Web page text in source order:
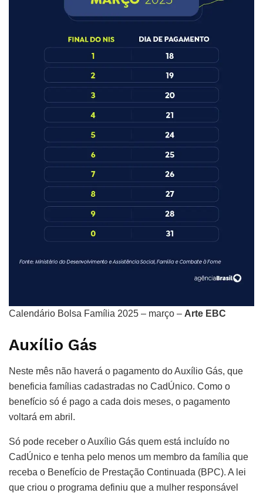
Calendário Bolsa Família 2025 – março – Arte EBC
Auxílio Gás
Neste mês não haverá o pagamento do Auxílio Gás, que
beneficia famílias cadastradas no CadÚnico. Como o
benefício só é pago a cada dois meses, o pagamento
voltará em abril.
Só pode receber o Auxílio Gás quem está incluído no
CadÚnico e tenha pelo menos um membro da família que
receba o Benefício de Prestação Continuada (BPC). A lei
que criou o programa definiu que a mulher responsável